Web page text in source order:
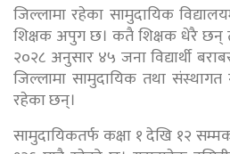
जिल्लामा रहेका सामुदायिक
शिक्षक अपुग छ। कतै शिक्षक धेरै छन् तर
२०२८ अनुसार ४५ जना विद्यार्थी
जिल्लामा सामुदायिक तथा संस्थागत
रहेका छन्।
सामुदायिकतर्फ कक्षा १ देखि १२